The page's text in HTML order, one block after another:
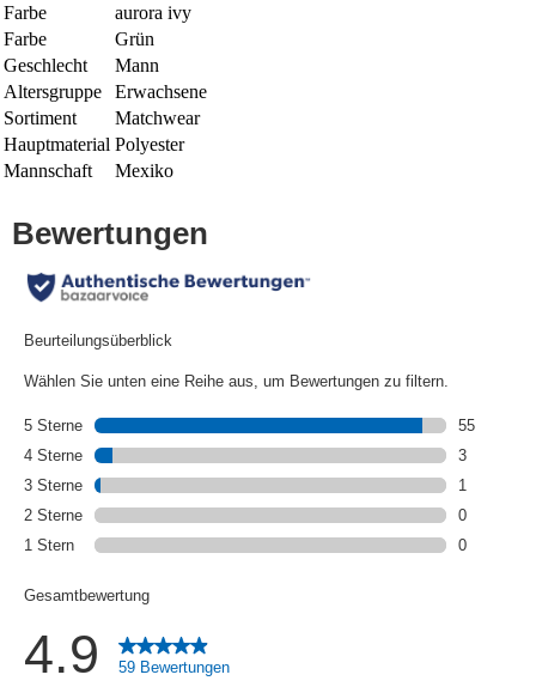
Farbe
aurora ivy
Farbe
Grün
Geschlecht
Mann
Altersgruppe
Erwachsene
Sortiment
Matchwear
Hauptmaterial Polyester
Mannschaft
Mexiko